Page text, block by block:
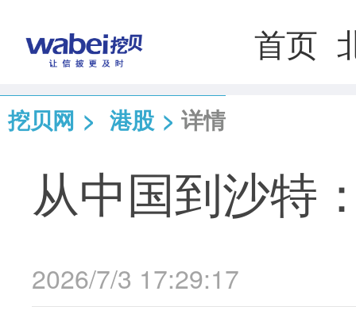
首页
挖贝网 > 港股 > 详情
从中国到沙特
2026/7/3 17:29:17